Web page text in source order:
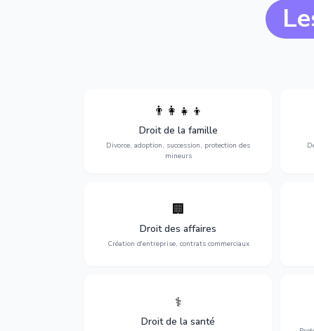
👨‍👩‍👧‍👦
Droit de la famille
Divorce, adoption, succession, protection des
mineurs
succession et protection des personnes
vulnérables.
🏢
Droit des affaires
Création d'entreprise, contrats commerciaux
Accompagnement complet pour votre
entreprise : création, contrats
commerciaux, concurrence et litiges.
⚕️
Droit de la santé
Défense de vos droits médicaux : erreurs
médicales, responsabilité des praticiens
et indemnisation.